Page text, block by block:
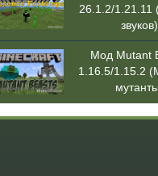
26.1.2/1.21.11
звуков)
Мод Mutant
1.16.5/1.15.2